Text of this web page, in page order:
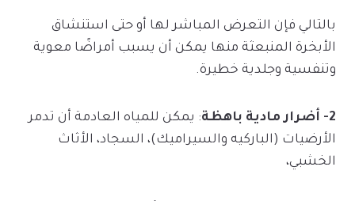
بالتالي فإن التعرض المباشر لها أو حتى استنشاق
الأبخرة المنبعثة منها يمكن أن يسبب أمراضًا معوية
وتنفسية وجلدية خطيرة.
2- أضرار مادية باهظة
: يمكن للمياه العادمة أن تدمر
الأرضيات (الباركيه والسيراميك)، السجاد، الأثاث
الخشبي،